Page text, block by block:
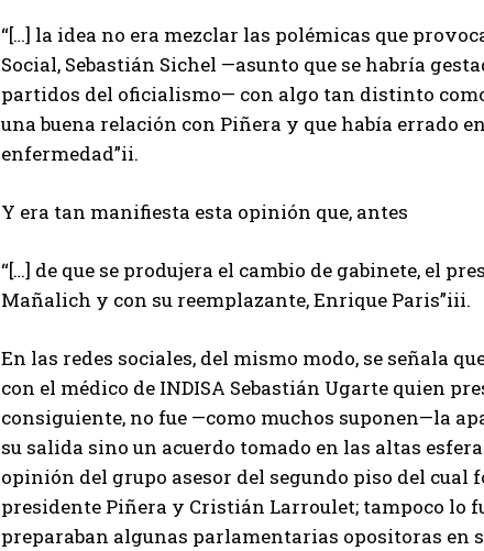
“[…] la idea no era mezclar las polémicas que
Social, Sebastián Sichel —asunto que se habría
partidos del oficialismo— con algo tan distinto
una buena relación con Piñera y que había errado
enfermedad”ii.
Y era tan manifiesta esta opinión que, antes
“[…] de que se produjera el cambio de gabinete, el
Mañalich y con su reemplazante, Enrique Paris”iii.
En las redes sociales, del mismo modo, se señala
con el médico de INDISA Sebastián Ugarte quien
consiguiente, no fue —como muchos suponen—la
su salida sino un acuerdo tomado en las altas
opinión del grupo asesor del segundo piso del
presidente Piñera y Cristián Larroulet; tampoco lo
preparaban algunas parlamentarias opositoras en